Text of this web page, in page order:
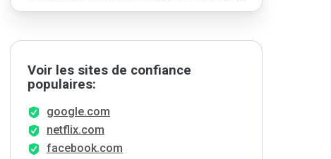
Voir les sites de confiance
populaires:
google.com
netflix.com
facebook.com